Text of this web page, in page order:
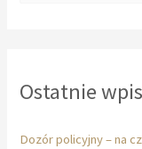
Ostatnie
Dozór policyjny – na